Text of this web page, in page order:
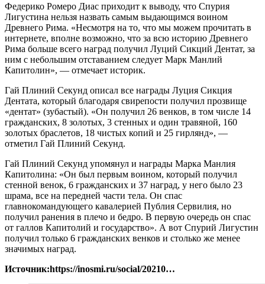
Федерико Ромеро Диас приходит к выводу, что Спурия
Лигустина нельзя назвать самым выдающимся воином
Древнего Рима. «Несмотря на то, что мы можем прочитать в
интернете, вполне возможно, что за всю историю Древнего
Рима больше всего наград получил Луций Сикций Дентат, за
ним с небольшим отставанием следует Марк Манлий
Капитолин», — отмечает историк.
Гай Плиний Секунд описал все награды Луция Сикция
Дентата, который благодаря свирепости получил прозвище
«дентат» (зубастый). «Он получил 26 венков, в том числе 14
гражданских, 8 золотых, 3 стенных и один травяной, 160
золотых браслетов, 18 чистых копий и 25 гирлянд», —
отметил Гай Плиний Секунд.
Гай Плиний Секунд упомянул и награды Марка Манлия
Капитолина: «Он был первым воином, который получил
стенной венок, 6 гражданских и 37 наград, у него было 23
шрама, все на передней части тела. Он спас
главнокомандующего кавалерией Публия Сервилия, но
получил ранения в плечо и бедро. В первую очередь он спас
от галлов Капитолий и государство». А вот Спурий Лигустин
получил только 6 гражданских венков и столько же менее
значимых наград.
Источник:https://inosmi.ru/social/20210…